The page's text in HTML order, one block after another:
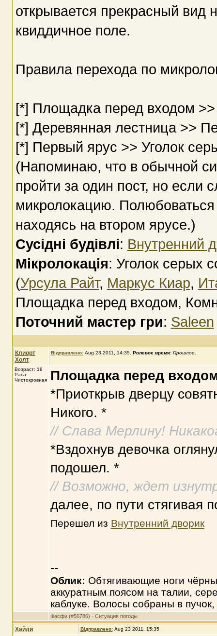
открывается прекрасный вид
квиддичное поле.
Правила перехода по
[*] Площадка перед входом
[*] Деревянная лестница >>
[*] Первый ярус >> Уголок
(Напоминаю, что в обычной
пройти за один пост, но если
микролокацию.
находясь на втором ярусе.)
Сусідні будівлі: Внутренний
Мікролокація: Уголок серых
(Урсула Райт, Маркус Киар,
Площадка перед входом,
Поточний мастер гри: Saleen
Клиорт
Холт
Відправлено: Aug 23 2011, 14:35. Ролевое время: Прошлое.
Возраст: 18
Раса:
Чистокровная
Площадка перед
*Приоткрыв дверцу
Никого. *
// Слава Мерлину!
*Вздохнув девочка
подошел. *
// Возможно, ждет
далее, по пути стягивая
Перешел из Внутренний дворик
--
Облик: Обтягивающие ноги
аккуратным поясом на талии,
каблуке. Волосы собраны в
Фасфи(#56786) · Ситуация погоды
Хайди Відправлено: Aug 23 2011, 15:35